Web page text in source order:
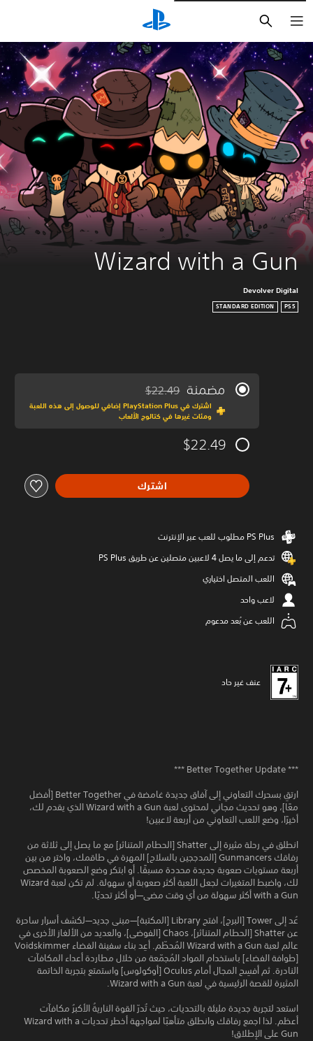
Wizard with a Gun
Devolver Digital
PS5
STANDARD EDITION
مضمنة مخصوم من السعر الأصلي البالغ $22.49‏
$22.49
اشترك في PlayStation Plus إضافي للوصول إلى هذه اللعبة
ومئات غيرها في كتالوج الألعاب
$22.49
اشترك
تدعم إلى ما يصل 4 لاعبين متصلين عن طريق PS Plus‏
اللعب المتصل اختياري
لاعب واحد
اللعب عن بُعد مدعوم
عنف غير حاد
*** Better Together Update ***
ارتقِ بسحرك التعاوني إلى آفاق جديدة غامضة في Better Together [أفضل
معًا]، وهو تحديث مجاني لمحتوى لعبة Wizard with a Gun الذي يقدم لك،
أخيرًا، وضع اللعب التعاوني من أربعة لاعبين!
انطلق في رحلة مثيرة إلى Shatter [الحطام المتناثر] مع ما يصل إلى ثلاثة من
رفاقك Gunmancers [المدججين بالسلاح] المهرة في طاقمك، واختر من بين
أربعة مستويات صعوبة جديدة محددة مسبقًا. أو ابتكر وضع الصعوبة المخصص
لك، واضبط المتغيرات لجعل اللعبة أكثر صعوبة أو سهولة. لم تكن لعبة Wizard
with a Gun أكثر سهولة من أي وقت مضى—أو أكثر تحديًا.
عُد إلى Tower [البرج]، افتح Library [المكتبة]—مبنى جديد—لكشف أسرار ساحرة
عن Shatter [الحطام المتناثر]، Chaos [الفوضى]، والعديد من الألغاز الأخرى في
عالم لعبة Wizard with a Gun المُحطّم. أعِد بناء سفينة الفضاء Voidskimmer
[طوافة الفضاء] باستخدام المواد المُجمّعة من خلال مطاردة أعداء المكافآت
النادرة. ثم أفسِح المجال أمام Oculus [أوكولوس] واستمتع بتجربة الخاتمة
المثيرة للقصة الرئيسية في لعبة Wizard with a Gun.
استعد لتجربة جديدة مليئة بالتحديات، حيث تُدرّ القوة الناريةُ الأكبرُ مكافآت
أعظم. لذا اجمع رفاقك وانطلق متأهبًا لمواجهة أخطر تحديات Wizard with a
Gun على الإطلاق!